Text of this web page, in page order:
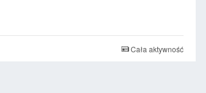
Cała aktywność